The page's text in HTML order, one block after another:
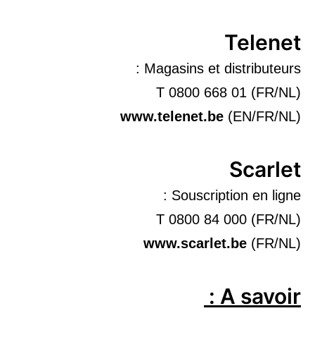
Telenet
Magasins et distributeurs :
T 0800 668 01 (FR/NL)
www.telenet.be (EN/FR/NL)
Scarlet
Souscription en ligne :
T 0800 84 000 (FR/NL)
www.scarlet.be (FR/NL)
A savoir :